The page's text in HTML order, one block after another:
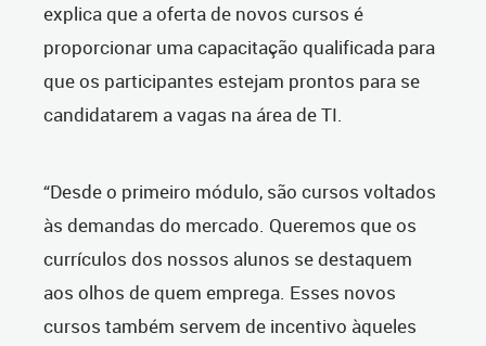
explica que a oferta de novos cursos é
proporcionar uma capacitação qualificada para
que os participantes estejam prontos para se
candidatarem a vagas na área de TI.
“Desde o primeiro módulo, são cursos voltados
às demandas do mercado. Queremos que os
currículos dos nossos alunos se destaquem
aos olhos de quem emprega. Esses novos
cursos também servem de incentivo àqueles